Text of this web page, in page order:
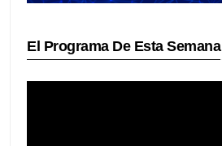
El Programa De Esta Semana